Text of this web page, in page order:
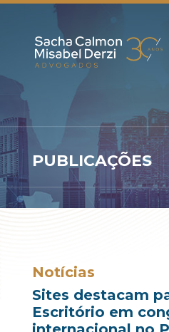
PUBLICAÇÕES
Notícias
Sites destacam
Escritório em